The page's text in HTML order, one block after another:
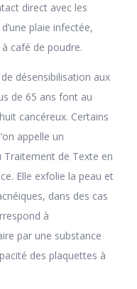
direct avec les
plaie infectée,
café de poudre.
désensibilisation aux
de 65 ans font au
cancéreux. Certains
appelle un
Traitement de Texte en
Elle exfolie la peau et
dans des cas
à
par une substance
des plaquettes à